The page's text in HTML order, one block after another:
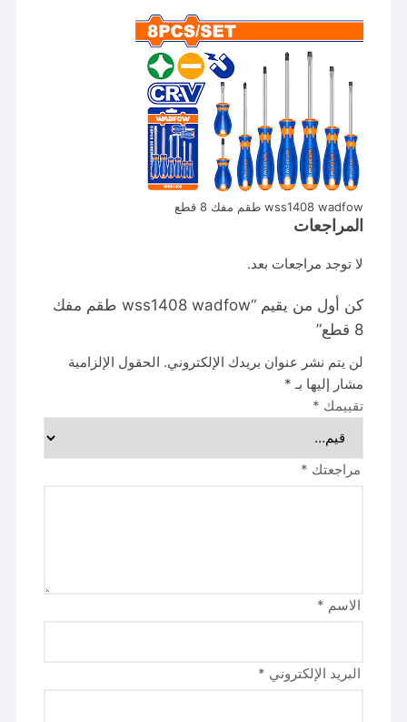
wss1408 wadfow طقم مفك 8 قطع
المراجعات
لا توجد مراجعات بعد.
كن أول من يقيم “wss1408 wadfow طقم مفك
8 قطع”
لن يتم نشر عنوان بريدك الإلكتروني. الحقول الإلزامية
مشار إليها بـ *
تقييمك *
مراجعتك *
الاسم *
البريد الإلكتروني *